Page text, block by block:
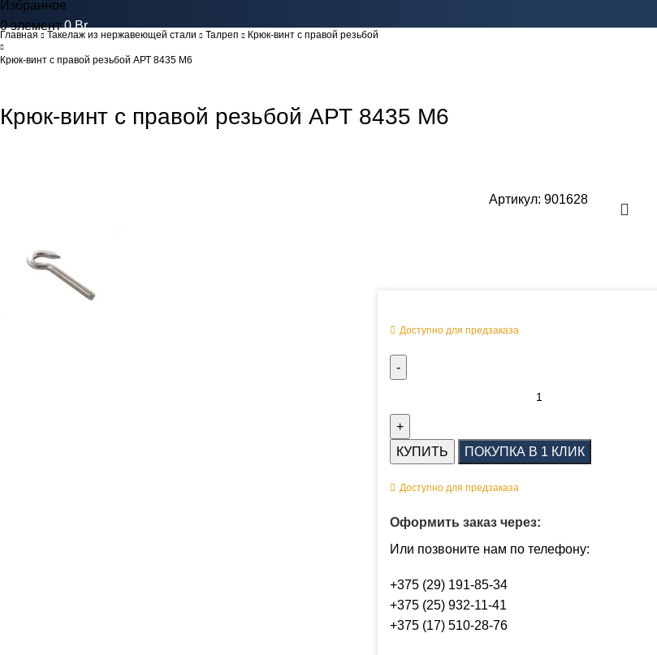
Избранное
0элемент 0Br
Главная Такелаж из нержавеющей стали Талреп Крюк-винт с правой резьбой
Крюк-винт с правой резьбой АРТ 8435 M6
Крюк-винт с правой резьбой АРТ 8435 M6
Артикул:901628
Доступно для предзаказа
КУПИТЬ ПОКУПКА В 1 КЛИК
Доступно для предзаказа
Оформить заказ через:
Или позвоните нам по телефону:
+375 (29) 191-85-34
+375 (25) 932-11-41
+375 (17) 510-28-76